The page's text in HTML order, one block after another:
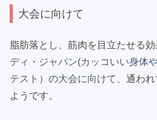
大会に向けて
脂肪落とし、筋肉を目立たせる効
ディ・ジャパン(カッコいい身体
テスト）の大会に向けて、 通わ
ようです。